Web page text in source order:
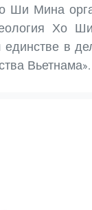
Ши Мина
Хо
в
Вьетнама».